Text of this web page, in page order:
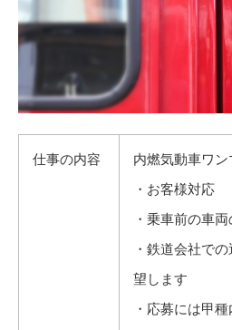
仕事の内容
内燃気動車ワ
・お客様対応
・乗車前の車
・鉄道会社で
望します
・応募には甲